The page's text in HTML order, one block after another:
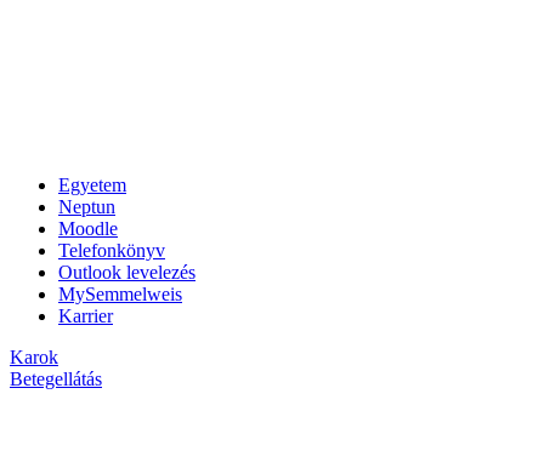
Egyetem
Neptun
Moodle
Telefonkönyv
Outlook levelezés
MySemmelweis
Karrier
Karok
Betegellátás